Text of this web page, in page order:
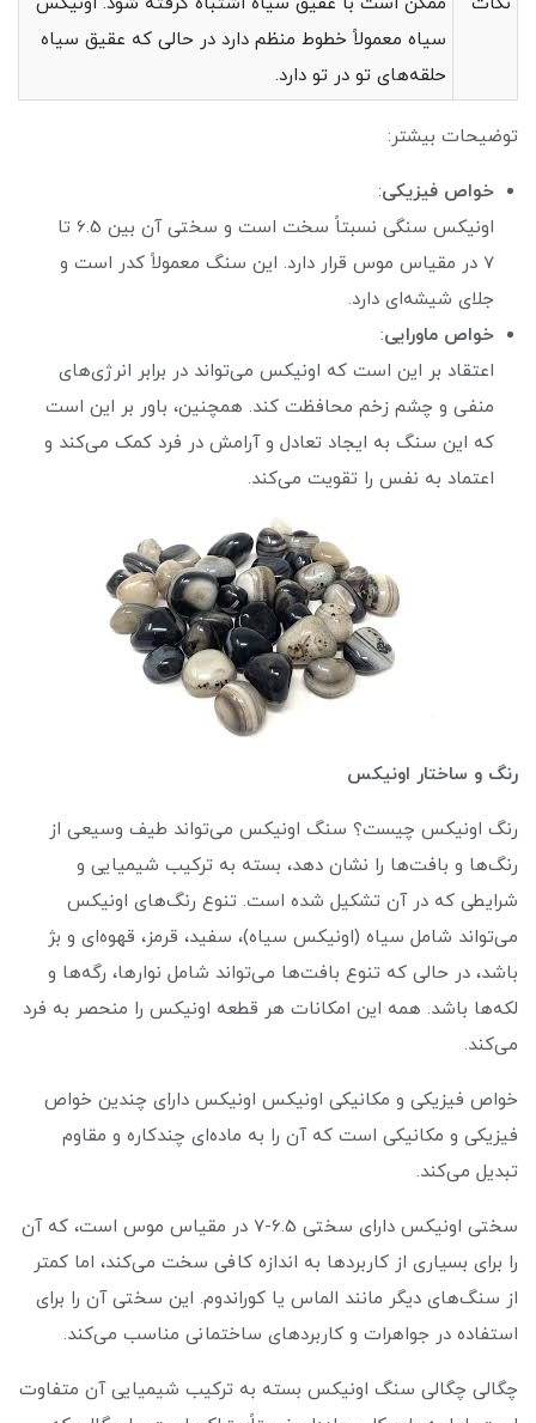
سیاه معمولاً خطوط منظم دارد در حالی که عقیق سیاه
حلقه‌های تو در تو دارد.
توضیحات بیشتر:
خواص فیزیکی:
اونیکس سنگی نسبتاً سخت است و سختی آن بین 6.5 تا
7 در مقیاس موس قرار دارد. این سنگ معمولاً کدر است و
جلای شیشه‌ای دارد.
خواص ماورایی:
اعتقاد بر این است که اونیکس می‌تواند در برابر انرژی‌های
منفی و چشم زخم محافظت کند. همچنین، باور بر این است
که این سنگ به ایجاد تعادل و آرامش در فرد کمک می‌کند و
اعتماد به نفس را تقویت می‌کند.
رنگ و ساختار اونیکس
رنگ اونیکس چیست؟ سنگ اونیکس می‌تواند طیف وسیعی از
رنگ‌ها و بافت‌ها را نشان دهد، بسته به ترکیب شیمیایی و
شرایطی که در آن تشکیل شده است. تنوع رنگ‌های اونیکس
می‌تواند شامل سیاه (اونیکس سیاه)، سفید، قرمز، قهوه‌ای و بژ
باشد، در حالی که تنوع بافت‌ها می‌تواند شامل نوارها، رگه‌ها و
لکه‌ها باشد. همه این امکانات هر قطعه اونیکس را منحصر به فرد
می‌کند.
خواص فیزیکی و مکانیکی اونیکس اونیکس دارای چندین خواص
فیزیکی و مکانیکی است که آن را به ماده‌ای چندکاره و مقاوم
تبدیل می‌کند.
سختی اونیکس دارای سختی 6.5-7 در مقیاس موس است، که آن
را برای بسیاری از کاربردها به اندازه کافی سخت می‌کند، اما کمتر
از سنگ‌های دیگر مانند الماس یا کوراندوم. این سختی آن را برای
استفاده در جواهرات و کاربردهای ساختمانی مناسب می‌کند.
چگالی چگالی سنگ اونیکس بسته به ترکیب شیمیایی آن متفاوت